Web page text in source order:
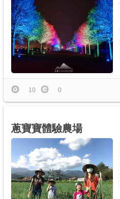
10 0
蔥寶寶體驗農場